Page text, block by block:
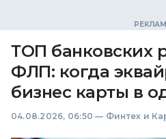
ТОП банковских
ФЛП: когда
бизнес карты в
04.08.2026, 06:50 — Финтех и